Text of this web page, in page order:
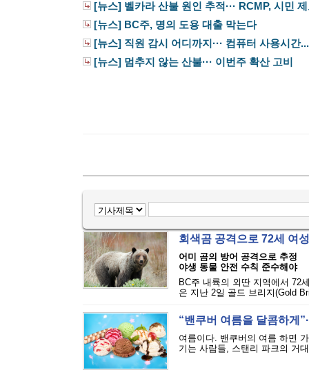
[뉴스] 벨카라 산불 원인 추적··· RCMP, 시민
[뉴스] BC주, 명의 도용 대출 막는다
[뉴스] 직원 감시 어디까지··· 컴퓨터 사용시간...
[뉴스] 멈추지 않는 산불··· 이번주 확산 고비
회색곰 공격으로 72세 여
어미 곰의 방어 공격으로 추정
야생 동물 안전 수칙 준수해야
BC주 내륙의 외딴 지역에서 72
은 지난 2일 골드 브리지(Gold
“밴쿠버 여름을 달콤하게
여름이다. 밴쿠버의 여름 하면
기는 사람들, 스탠리 파크의 거